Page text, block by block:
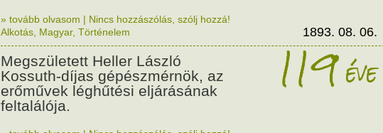
» tovább olvasom | Nincs hozzászólás, szólj hozzá!
Alkotás Magyar, Történelem 1893. 08. 06.
Megszületett Heller László
Kossuth-díjas gépészmérnök, az
erőművek léghűtési eljárásának
feltalálója.
119éve